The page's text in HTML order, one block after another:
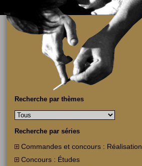
Recherche par thèmes
Recherche par séries
Commandes et concours :
Concours : Études